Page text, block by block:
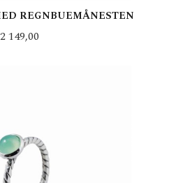
REGNBUEMÅNESTEN
Pris
2 149,00